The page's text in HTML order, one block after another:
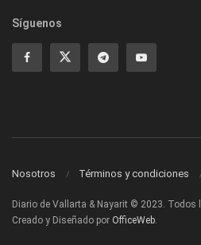
Síguenos
Nosotros Términos y condiciones
Diario de Vallarta & Nayarit © 2023. Todos
Creado y Diseñado por OfficeWeb.